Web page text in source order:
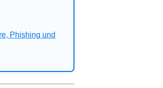
Phishing und